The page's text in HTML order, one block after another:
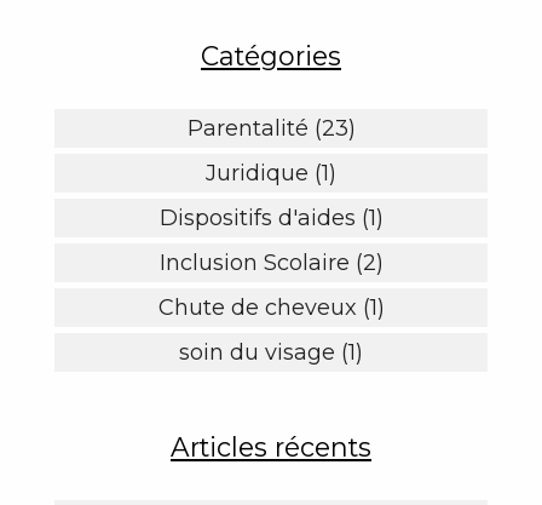
Catégories
Parentalité (23)
Juridique (1)
Dispositifs d'aides (1)
Inclusion Scolaire (2)
Chute de cheveux (1)
soin du visage (1)
Articles récents